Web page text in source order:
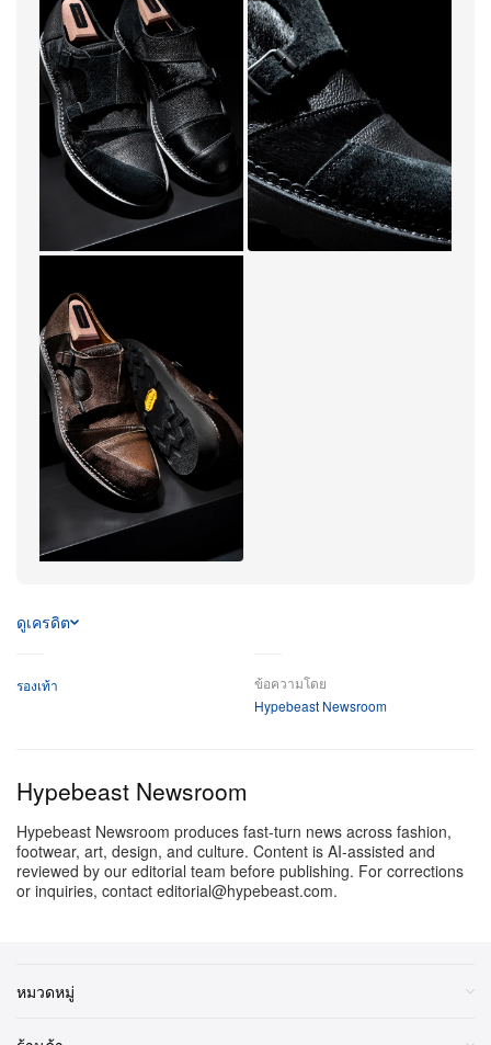
ระหว่างหนังเรียบกับหนังปั๊มลายหนังจระเข้ ขณะที่รุ่น
Brown เลือกจับคู่หนังกลับสัมผัสนุ่มเข้ากับหนังเรียบ ทั้งสอง
รุ่นใช้สายรัดสไตล์ monk แบบดับเบิลสแตรป หัวเข็มขัด
โทนเงิน และขึ้นโครงบนพื้นรองเท้า Vibram ที่ทนทาน เติม
มู้ดโมเดิร์นสายยูทิลิทาเรียนให้กับอัปเปอร์ที่ดูเนี้ยบหรู
โพสต์ที่แชร์โดย NEPENTHES (@nepenthes.official)
ดูเครดิต
รองเท้า
ข้อความโดย
Hypebeast Newsroom
Hypebeast Newsroom
Hypebeast Newsroom produces fast-turn news across fashion,
footwear, art, design, and culture. Content is AI-assisted and
reviewed by our editorial team before publishing. For corrections
or inquiries, contact editorial@hypebeast.com.
หมวดหมู่